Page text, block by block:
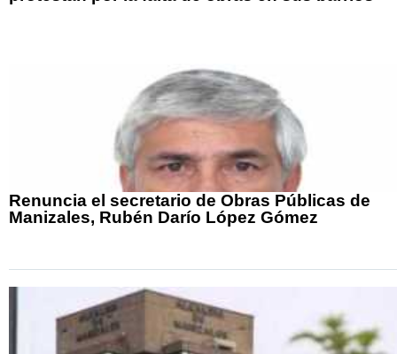
Renuncia el secretario de Obras Públicas de
Manizales, Rubén Darío López Gómez